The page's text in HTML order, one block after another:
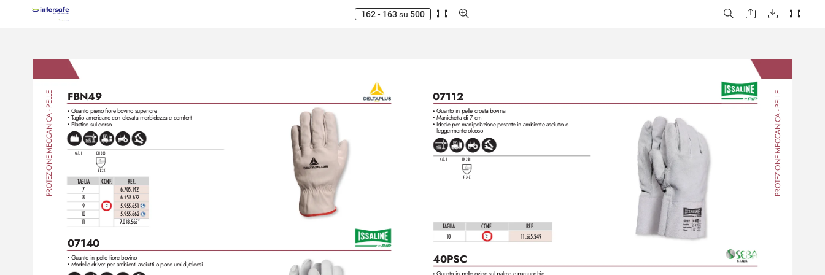
162 - 163 su 500
PRO
TEZIONE MECCANIC
A - PELLE
TAGLIA CONF. REF.
7
12
6.705. 142
8 6.558.622
9 5.955.651
10
5.955.662
11
7.018.565*
• Guanto in pelle fiore bovino
• Modello driver per ambienti asciutti o poco umidi/oleosi
• Guanto pieno fiore bovino superiore
• Taglio americano con elevata morbidezza e comfort
• Elastico sul dorso
CAT. II EN 388
3122X
07140
FBN49
PRO
TEZIONE MECCANIC
A - PELLE
• Guanto in pelle crosta bovina
• Manichetta di 7 cm
• Ideale per manipolazione pesante in ambiente asciutto o
leggermente oleoso
CAT. II EN 388
4134X
40PSC
07112
TAGLIA CONF.
REF.
10
12 11 .555.249